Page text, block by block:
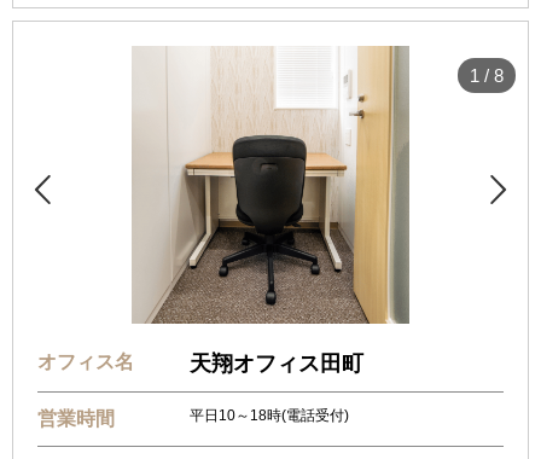
 
1 / 8
オフィス名 天翔オフィス田町
営業時間 平日10～18時(電話受付)